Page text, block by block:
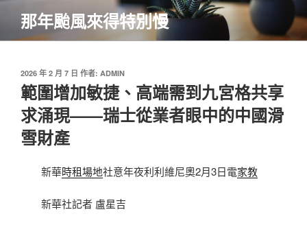
主
那年颱風來得特別慢
發
佈
於
2026 年 2 月 7 日 作者: ADMIN
範圍增加敏捷、高端需到九宮格共享
求涌現——瑞士從業者眼中的中國滑
雪財產
新華時租場地社意年夜利利維尼奧2月3日電家教
新華社記者 盧星吉